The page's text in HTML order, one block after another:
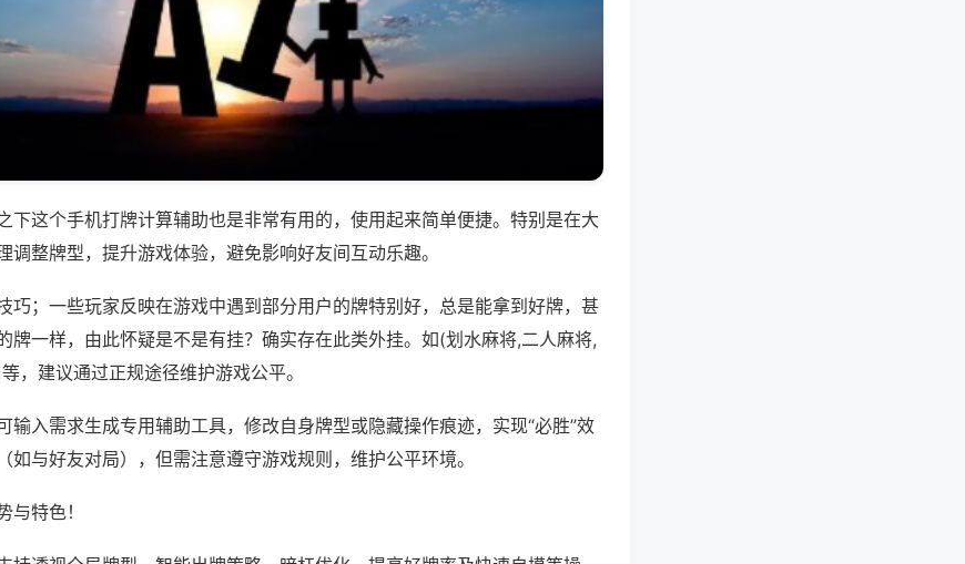
下这个手机打牌计算辅助也是非常有用的，使用起来简单便捷。特别是在大
调整牌型，提升游戏体验，避免影响好友间互动乐趣。
巧；一些玩家反映在游戏中遇到部分用户的牌特别好，总是能拿到好牌，甚
牌一样，由此怀疑是不是有挂？确实存在此类外挂。如(划水麻将,二人麻将,
，建议通过正规途径维护游戏公平。
输入需求生成专用辅助工具，修改自身牌型或隐藏操作痕迹，实现“必胜”效
如与好友对局），但需注意遵守游戏规则，维护公平环境。
与特色！